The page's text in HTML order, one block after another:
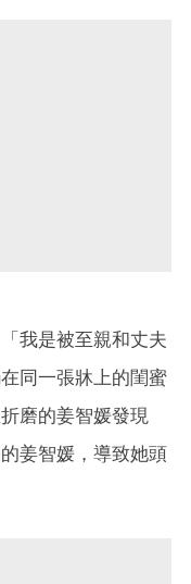
「 我是被至親和丈夫
同一張牀上的閨蜜
磨的姜智媛發現
姜智媛，導致她頭